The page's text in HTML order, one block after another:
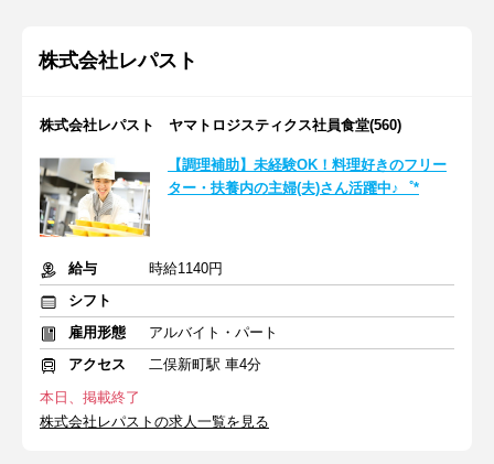
株式会社レパスト
株式会社レパスト ヤマトロジスティクス社員食堂(560)
【調理補助】未経験OK！料理好きのフリー
ター・扶養内の主婦(夫)さん活躍中♪゜*
給与
時給1140円
シフト
雇用形態
アルバイト・パート
アクセス
二俣新町駅 車4分
本日、掲載終了
株式会社レパストの求人一覧を見る